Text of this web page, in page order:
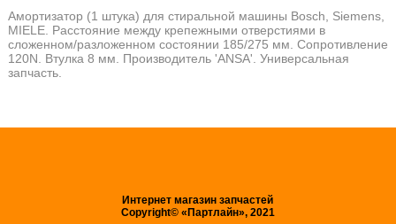
Амортизатор (1 штука) для стиральной машины Bosch, Siemens,
MIELE. Расстояние между крепежными отверстиями в
сложенном/разложенном состоянии 185/275 мм. Сопротивление
120N. Втулка 8 мм. Производитель 'ANSA'. Универсальная
запчасть.
Интернет магазин запчастей
Copyright© «Партлайн», 2021